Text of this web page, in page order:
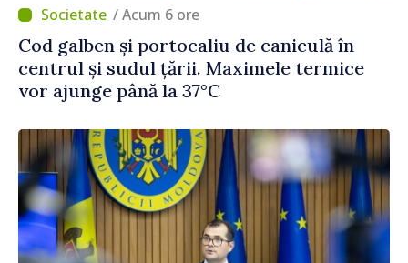
/ Acum 6 ore
Cod galben și portocaliu de caniculă în
centrul și sudul țării. Maximele termice
vor ajunge până la 37°C